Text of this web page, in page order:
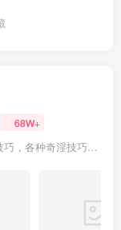
68W+
分享一些奇奇怪怪的互联网小技巧，各种奇淫技巧都在本站。